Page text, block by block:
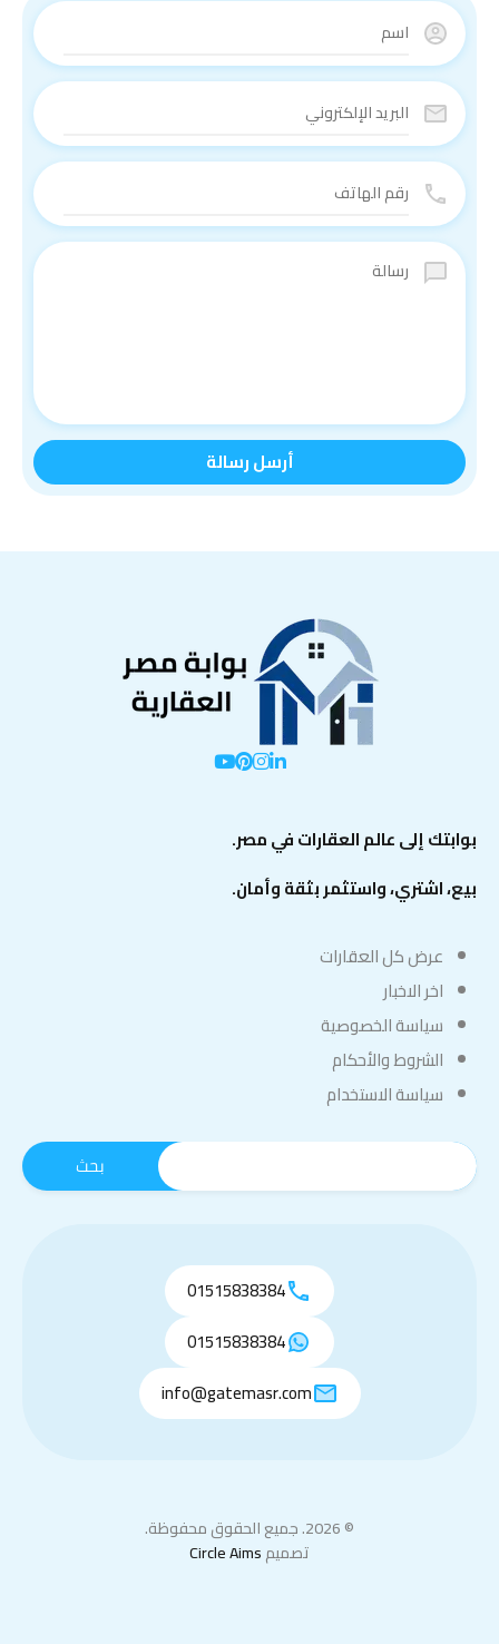
بوابتك إلى عالم العقارات في مصر.
بيع، اشتري، واستثمر بثقة وأمان.
عرض كل العقارات
اخر الاخبار
سياسة الخصوصية
الشروط والأحكام
سياسة الاستخدام
01515838384
01515838384
info@gatemasr.com
© 2026. جميع الحقوق محفوظة.
تصميمCircle Aims